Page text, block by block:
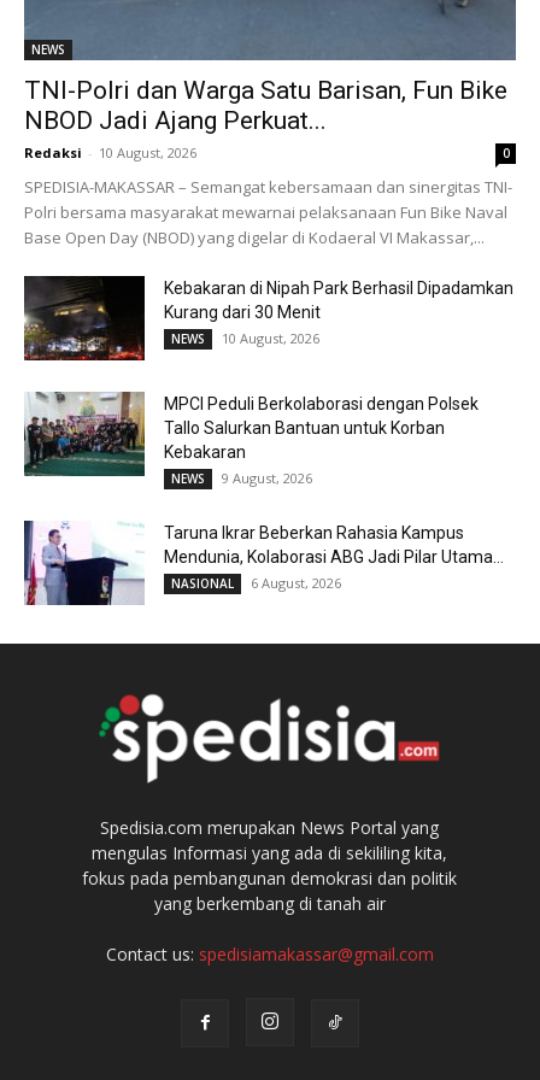
NEWS
TNI-Polri dan Warga Satu Barisan, Fun Bike
NBOD Jadi Ajang Perkuat...
Redaksi - 10 August, 2026 0
SPEDISIA-MAKASSAR – Semangat kebersamaan dan sinergitas TNI-
Polri bersama masyarakat mewarnai pelaksanaan Fun Bike Naval
Base Open Day (NBOD) yang digelar di Kodaeral VI Makassar,...
Kebakaran di Nipah Park Berhasil Dipadamkan
Kurang dari 30 Menit
NEWS 10 August, 2026
MPCI Peduli Berkolaborasi dengan Polsek
Tallo Salurkan Bantuan untuk Korban
Kebakaran
NEWS 9 August, 2026
Taruna Ikrar Beberkan Rahasia Kampus
Mendunia, Kolaborasi ABG Jadi Pilar Utama...
NASIONAL 6 August, 2026
Spedisia.com merupakan News Portal yang
mengulas Informasi yang ada di sekililing kita,
fokus pada pembangunan demokrasi dan politik
yang berkembang di tanah air
Contact us: spedisiamakassar@gmail.com